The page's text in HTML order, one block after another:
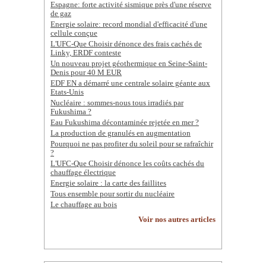
Espagne: forte activité sismique près d'une réserve
de gaz
Energie solaire: record mondial d'efficacité d'une
cellule conçue
L'UFC-Que Choisir dénonce des frais cachés de
Linky, ERDF conteste
Un nouveau projet géothermique en Seine-Saint-
Denis pour 40 M EUR
EDF EN a démarré une centrale solaire géante aux
Etats-Unis
Nucléaire : sommes-nous tous irradiés par
Fukushima ?
Eau Fukushima décontaminée rejetée en mer ?
La production de granulés en augmentation
Pourquoi ne pas profiter du soleil pour se rafraîchir
?
L'UFC-Que Choisir dénonce les coûts cachés du
chauffage électrique
Energie solaire : la carte des faillites
Tous ensemble pour sortir du nucléaire
Le chauffage au bois
Voir nos autres articles